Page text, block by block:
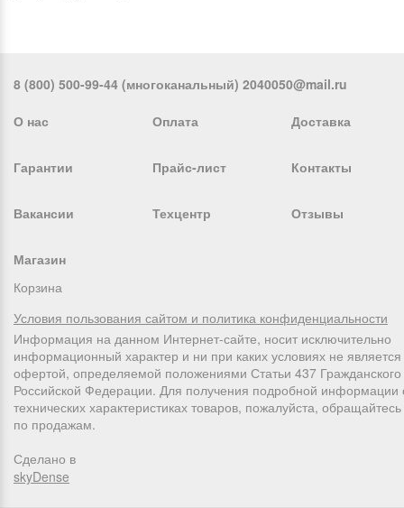
8 (800) 500-99-44 (многоканальный) 2040050@mail.ru
О нас Оплата Доставка
Гарантии Прайс-лист Контакты
Вакансии Техцентр Отзывы
Магазин
Корзина
Условия пользования сайтом и политика конфиденциальности
Информация на данном Интернет-сайте, носит исключительно
информационный характер и ни при каких условиях не
офертой, определяемой положениями Статьи 437 Гражданского
Российской Федерации. Для получения подробной информации
технических характеристиках товаров, пожалуйста,
по продажам.
Сделано в
skyDense